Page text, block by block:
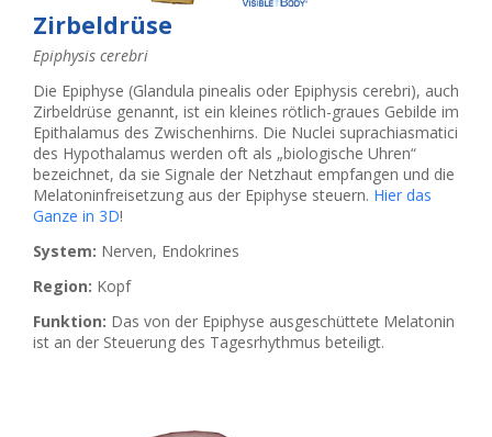
Zirbeldrüse
Epiphysis cerebri
Die Epiphyse (Glandula pinealis oder Epiphysis cerebri), auch
Zirbeldrüse genannt, ist ein kleines rötlich-graues Gebilde im
Epithalamus des Zwischenhirns. Die Nuclei suprachiasmatici
des Hypothalamus werden oft als „biologische Uhren“
bezeichnet, da sie Signale der Netzhaut empfangen und die
Melatoninfreisetzung aus der Epiphyse steuern. Hier das
Ganze in 3D!
System: Nerven, Endokrines
Region: Kopf
Funktion: Das von der Epiphyse ausgeschüttete Melatonin
ist an der Steuerung des Tagesrhythmus beteiligt.